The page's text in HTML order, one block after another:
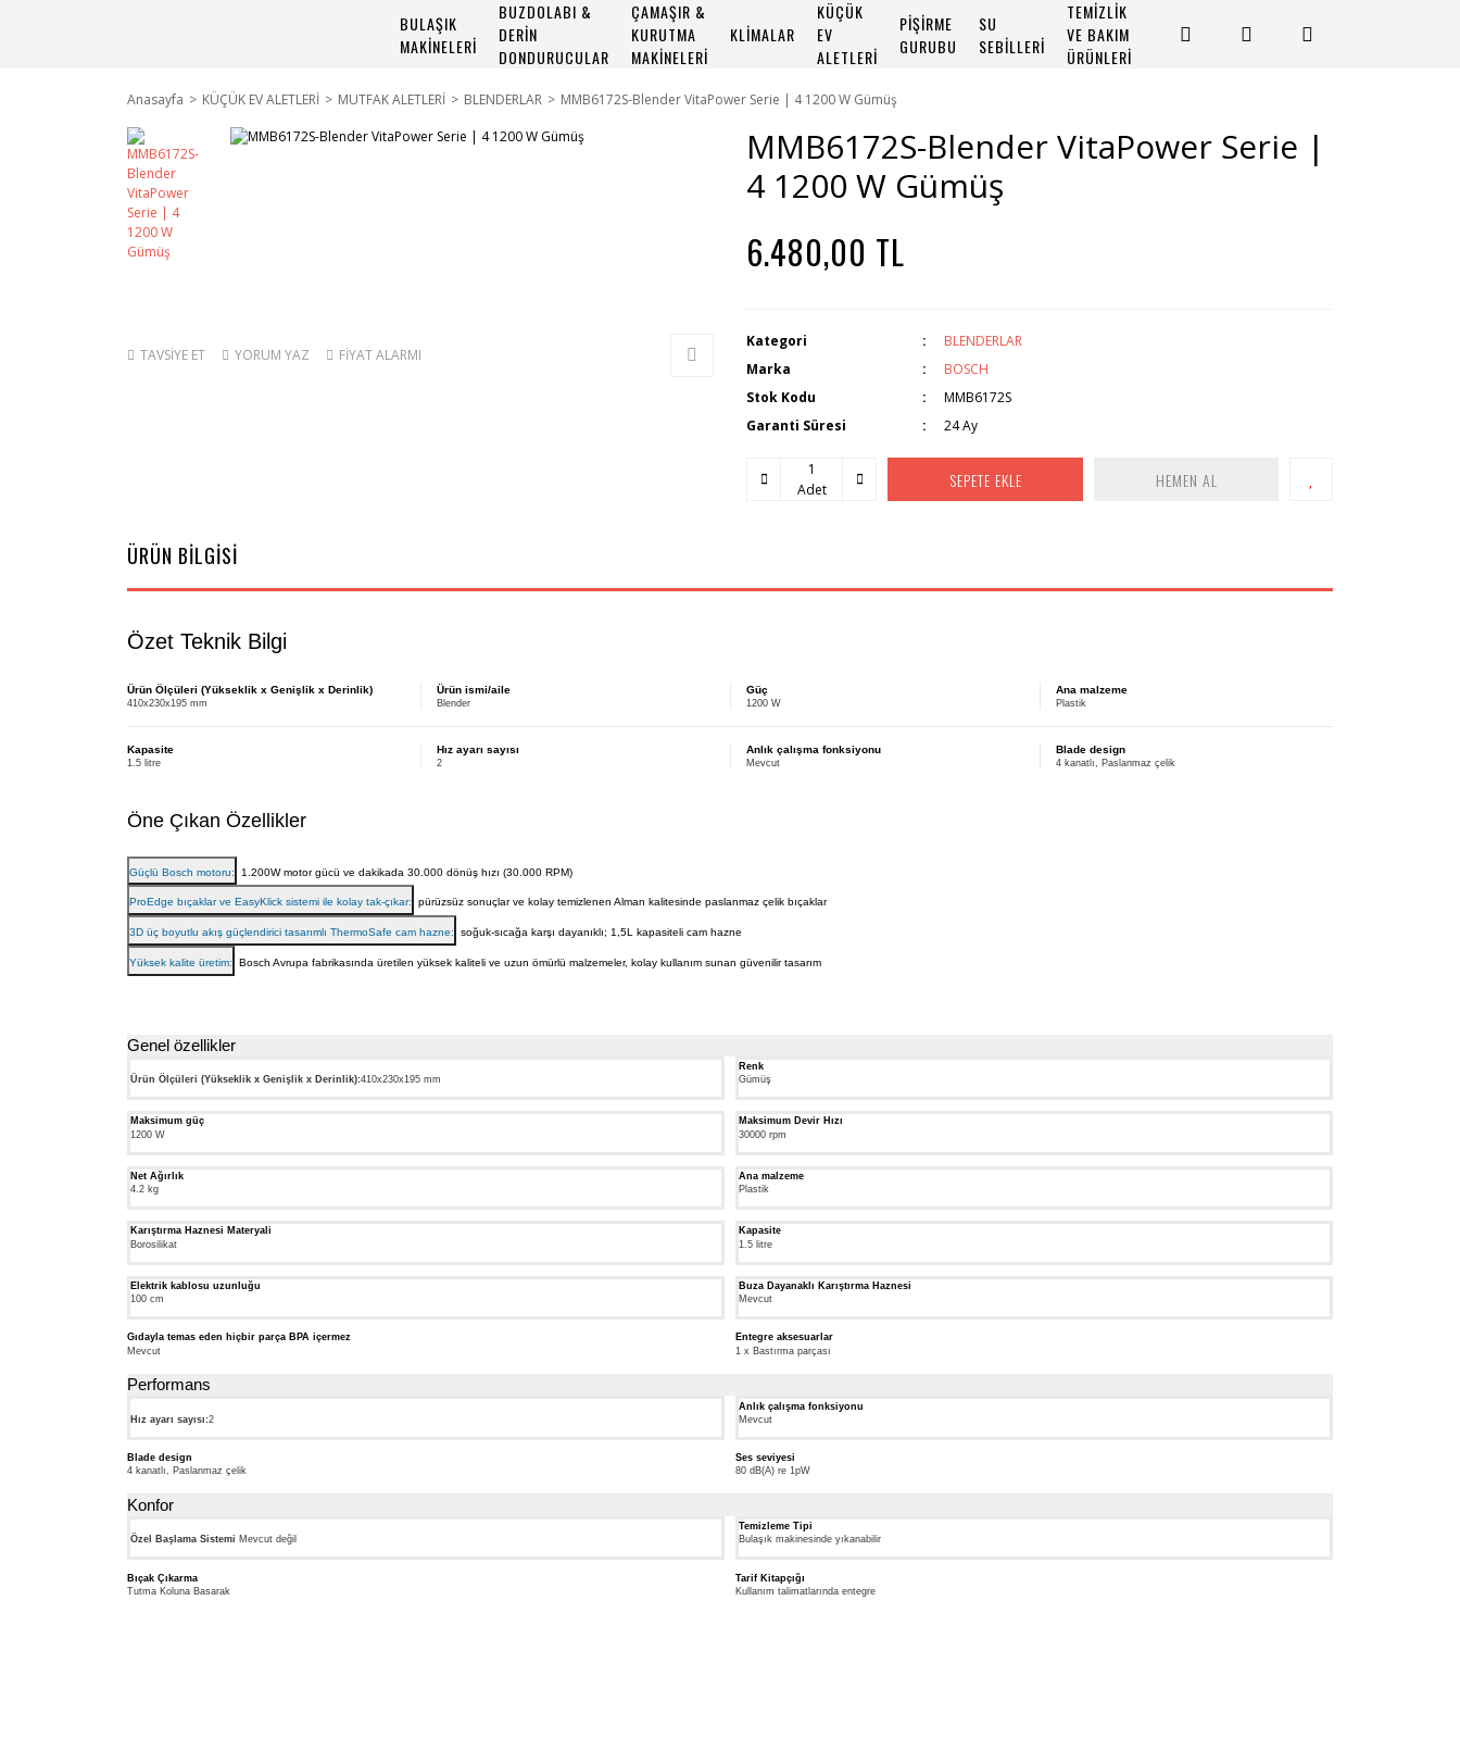
BULAŞIK
MAKİNELERİ
BUZDOLABI &
DERİN
DONDURUCULAR
ÇAMAŞIR &
KURUTMA
MAKİNELERİ
KLİMALAR
KÜÇÜK
EV
ALETLERİ
PİŞİRME
GURUBU
SU
SEBİLLERİ
TEMİZLİK
VE BAKIM
ÜRÜNLERİ
Anasayfa KÜÇÜK EV ALETLERİ MUTFAK ALETLERİ BLENDERLAR MMB6172S-Blender VitaPower Serie | 4 1200 W Gümüş
TAVSİYE ET YORUM YAZ FİYAT ALARMI
MMB6172S-Blender VitaPower Serie |
4 1200 W Gümüş
6.480,00 TL
Kategori
BLENDERLAR
Marka
BOSCH
Stok Kodu
MMB6172S
Garanti Süresi
24 Ay
Adet SEPETE EKLE HEMEN AL
ÜRÜN BİLGİSİ
Özet Teknik Bilgi
Ürün Ölçüleri (Yükseklik x Genişlik x Derinlik)
410x230x195 mm
Ürün ismi/aile
Blender
Güç
1200 W
Ana malzeme
Plastik
Kapasite
1.5 litre
Hız ayarı sayısı
2
Anlık çalışma fonksiyonu
Mevcut
Blade design
4 kanatlı, Paslanmaz çelik
Öne Çıkan Özellikler
Güçlü Bosch motoru: 1.200W motor gücü ve dakikada 30.000 dönüş hızı (30.000 RPM)
ProEdge bıçaklar ve EasyKlick sistemi ile kolay tak-çıkar: pürüzsüz sonuçlar ve kolay temizlenen Alman kalitesinde paslanmaz çelik bıçaklar
3D üç boyutlu akış güçlendirici tasarımlı ThermoSafe cam hazne: soğuk-sıcağa karşı dayanıklı; 1,5L kapasiteli cam hazne
Yüksek kalite üretim: Bosch Avrupa fabrikasında üretilen yüksek kaliteli ve uzun ömürlü malzemeler, kolay kullanım sunan güvenilir tasarım
Genel özellikler
Ürün Ölçüleri (Yükseklik x Genişlik x Derinlik):410x230x195 mm
Renk
Gümüş
Maksimum güç
1200 W
Maksimum Devir Hızı
30000 rpm
Net Ağırlık
4.2 kg
Ana malzeme
Plastik
Karıştırma Haznesi Materyali
Borosilikat
Kapasite
1.5 litre
Elektrik kablosu uzunluğu
100 cm
Buza Dayanaklı Karıştırma Haznesi
Mevcut
Gıdayla temas eden hiçbir parça BPA içermez
Mevcut
Entegre aksesuarlar
1 x Bastırma parçası
Performans
Hız ayarı sayısı:2
Anlık çalışma fonksiyonu
Mevcut
Blade design
4 kanatlı, Paslanmaz çelik
Ses seviyesi
80 dB(A) re 1pW
Konfor
Özel Başlama Sistemi Mevcut değil
Temizleme Tipi
Bulaşık makinesinde yıkanabilir
Bıçak Çıkarma
Tutma Koluna Basarak
Tarif Kitapçığı
Kullanım talimatlarında entegre